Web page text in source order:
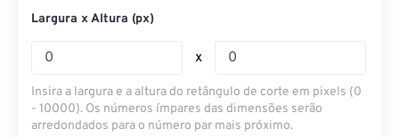
Largura x Altura (px)
x
Insira a largura e a altura do retângulo de corte em pixels (0
- 10000). Os números ímpares das dimensões serão
arredondados para o número par mais próximo.